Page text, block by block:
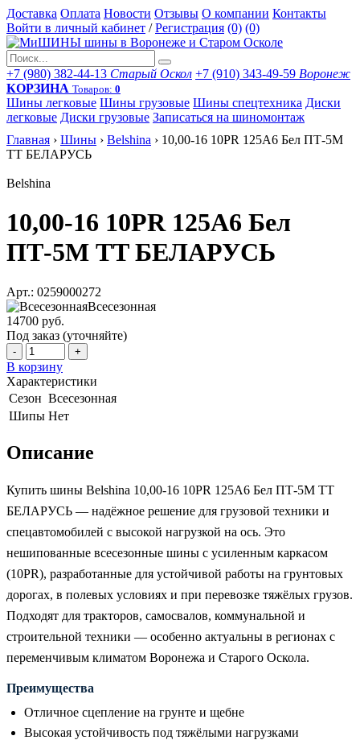
Доставка Оплата Новости Отзывы О компании Контакты
Войти в личный кабинет / Регистрация (0) (0)
+7 (980) 382-44-13 Старый Оскол +7 (910) 343-49-59 Воронеж
КОРЗИНА Товаров: 0
Шины легковые Шины грузовые Шины спецтехника Диски
легковые Диски грузовые Записаться на шиномонтаж
Главная › Шины › Belshina › 10,00-16 10PR 125A6 Бел ПТ-5М
TT БЕЛАРУСЬ
Belshina
10,00-16 10PR 125A6 Бел
ПТ-5М TT БЕЛАРУСЬ
Арт.: 0259000272
Всесезонная
14700 руб.
Под заказ (уточняйте)
- +
В корзину
Характеристики
Сезон Всесезонная
Шипы Нет
Описание
Купить шины Belshina 10,00-16 10PR 125A6 Бел ПТ-5М TT
БЕЛАРУСЬ — надёжное решение для грузовой техники и
спецавтомобилей с высокой нагрузкой на ось. Это
нешипованные всесезонные шины с усиленным каркасом
(10PR), разработанные для устойчивой работы на грунтовых
дорогах, в полевых условиях и при перевозке тяжёлых грузов.
Подходят для тракторов, самосвалов, коммунальной и
строительной техники — особенно актуальны в регионах с
переменчивым климатом Воронежа и Старого Оскола.
Преимущества
Отличное сцепление на грунте и щебне
Высокая устойчивость под тяжёлыми нагрузками